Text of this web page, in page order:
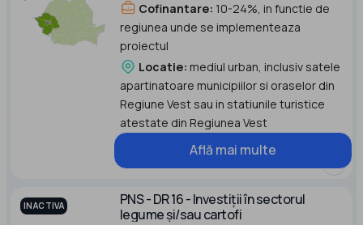
Cofinantare: 10-24%, in functie de
regiunea unde se implementeaza
proiectul
Locatie: mediul urban, inclusiv satele
apartinatoare municipiilor si oraselor din
Regiune Vest sau in statiunile turistice
atestate din Regiunea Vest
Află mai multe
INACTIVA
PNS - DR 16 - Investiții în sectorul
legume și/sau cartofi